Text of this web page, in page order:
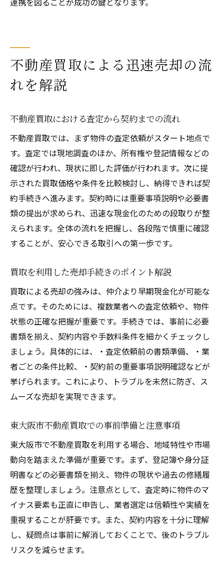
不動産買取で安心取引を実現するステップ
東大阪市不動産で早期買取を行う際の注意
点
売却後を見据えた買取活用のポイント
初めての不動産買取でも安心の進め方
不動産買取による迅速売却の流
れを解説
不動産買取における査定から契約までの流れ
不動産買取では、まず物件の査定依頼がスタート地点で
す。査定では現地調査のほか、所有権や登記情報などの
確認が行われ、現状に即した評価が行われます。次に提
示された買取価格や条件を比較検討し、納得できれば契
約手続きへ進みます。契約時には重要事項説明や必要書
類の提出が求められ、迅速な現金化のための段取りが整
えられます。全体の流れを把握し、各段階で慎重に確認
することが、安心できる取引への第一歩です。
買取を利用した売却手続きのポイント解説
買取による売却の強みは、仲介より早期現金化が可能な
点です。そのためには、複数業者への査定依頼や、物件
状態の正確な把握が重要です。手続きでは、事前に必要
書類を揃え、契約内容や手数料条件を細かくチェックし
ましょう。具体的には、・査定依頼前の書類準備、・業
者ごとの条件比較、・契約前の重要事項説明確認などが
挙げられます。これにより、トラブルを未然に防ぎ、ス
ムーズな売却を実現できます。
東大阪市不動産買取での事前準備と注意事項
東大阪市で不動産買取を利用する場合、地域特性や市場
動向を踏まえた準備が重要です。まず、登記簿や身分証
明書などの必要書類を揃え、物件の現状や過去の修繕履
歴を整理しましょう。注意点として、査定時に物件のマ
イナス要素も正直に申告し、業者選定は信頼性や実績を
重視することが肝要です。また、契約内容を十分に理解
し、疑問点は事前に解消しておくことで、後のトラブル
リスクを減らせます。